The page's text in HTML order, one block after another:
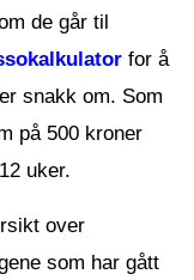
de går til
for å
snakk om. Som
på 500 kroner
uker.
over
som har gått